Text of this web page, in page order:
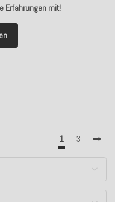
Erfahrungen mit!
1 3